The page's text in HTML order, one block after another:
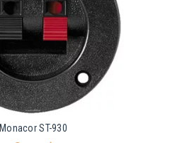
Monacor ST-930